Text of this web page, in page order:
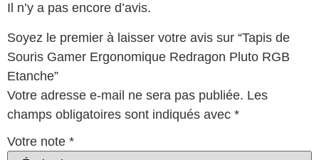
Il n’y a pas encore d’avis.
Soyez le premier à laisser votre avis sur “Tapis de
Souris Gamer Ergonomique Redragon Pluto RGB
Etanche”
Votre adresse e-mail ne sera pas publiée. Les
champs obligatoires sont indiqués avec *
Votre note *